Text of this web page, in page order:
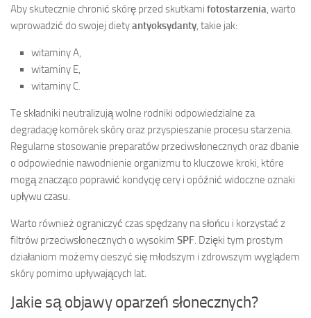
Aby skutecznie chronić skórę przed skutkami fotostarzenia, warto
wprowadzić do swojej dietyantyoksydanty, takie jak:
witaminy A,
witaminy E,
witaminy C.
Te składniki neutralizują wolne rodniki odpowiedzialne za
degradację komórek skóry oraz przyspieszanie procesu starzenia.
Regularne stosowanie preparatów przeciwsłonecznych oraz dbanie
o odpowiednie nawodnienie organizmu to kluczowe kroki, które
mogą znacząco poprawić kondycję cery i opóźnić widoczne oznaki
upływu czasu.
Warto również ograniczyć czas spędzany na słońcu i korzystać z
filtrów przeciwsłonecznych o wysokim SPF. Dzięki tym prostym
działaniom możemy cieszyć się młodszym i zdrowszym wyglądem
skóry pomimo upływających lat.
Jakie są objawy oparzeń słonecznych?